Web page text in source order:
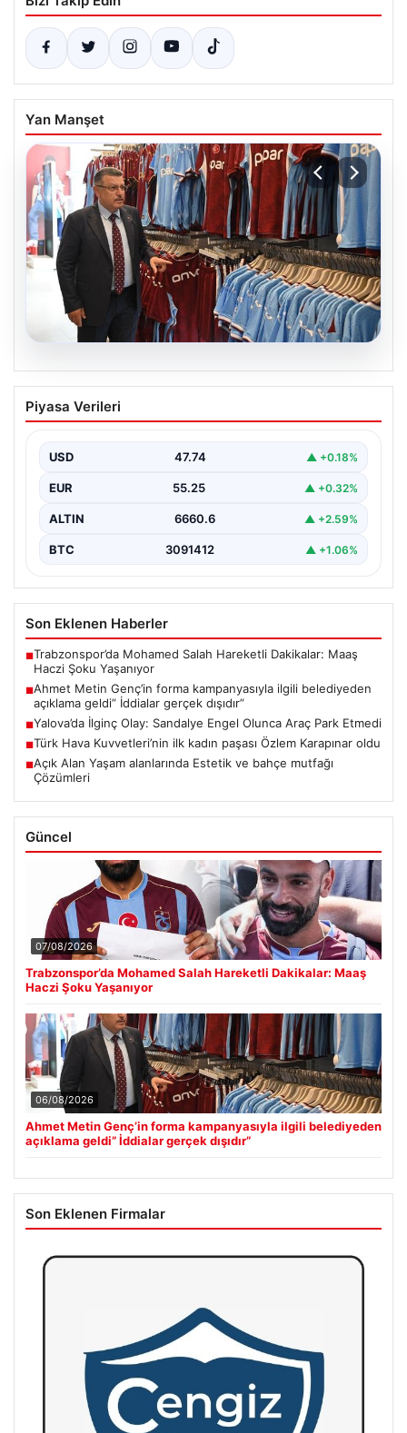
Yan Manşet
06.08.2026
Ahmet Metin Genç’in forma
kampanyasıyla ilgili belediyeden
Piyasa Verileri
USD 47.74 ▲ +0.18%
EUR 55.25 ▲ +0.32%
ALTIN 6660.6 ▲ +2.59%
BTC 3091412 ▲ +1.06%
Son Eklenen Haberler
■Trabzonspor’da Mohamed Salah Hareketli Dakikalar: Maaş
Haczi Şoku Yaşanıyor
■Ahmet Metin Genç’in forma kampanyasıyla ilgili belediyeden
açıklama geldi” İddialar gerçek dışıdır”
■Yalova’da İlginç Olay: Sandalye Engel Olunca Araç Park Etmedi
■Türk Hava Kuvvetleri’nin ilk kadın paşası Özlem Karapınar oldu
■Açık Alan Yaşam alanlarında Estetik ve bahçe mutfağı
Çözümleri
Güncel
07/08/2026
Trabzonspor’da Mohamed Salah Hareketli Dakikalar: Maaş
Haczi Şoku Yaşanıyor
06/08/2026
Ahmet Metin Genç’in forma kampanyasıyla ilgili belediyeden
açıklama geldi” İddialar gerçek dışıdır”
Son Eklenen Firmalar